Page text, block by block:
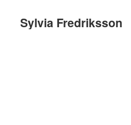
Sylvia Fredriksson